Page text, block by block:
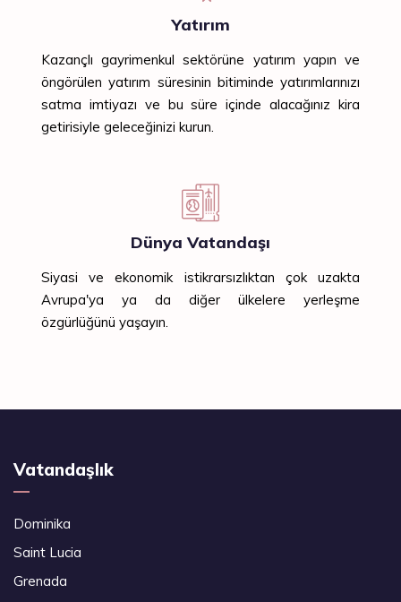
Yatırım
Kazançlı gayrimenkul sektörüne yatırım yapın ve
öngörülen yatırım süresinin bitiminde yatırımlarınızı
satma imtiyazı ve bu süre içinde alacağınız kira
getirisiyle geleceğinizi kurun.
Dünya Vatandaşı
Siyasi ve ekonomik istikrarsızlıktan çok uzakta
Avrupa'ya ya da diğer ülkelere yerleşme
özgürlüğünü yaşayın.
Vatandaşlık
Dominika
Saint Lucia
Grenada